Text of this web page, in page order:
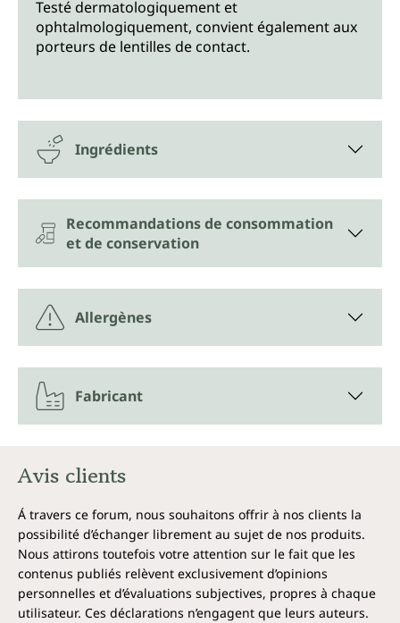
Testé dermatologiquement et
ophtalmologiquement, convient également aux
porteurs de lentilles de contact.
Ingrédients
Recommandations de consommation
et de conservation
Allergènes
Fabricant
Avis clients
Á travers ce forum, nous souhaitons offrir à nos clients la
possibilité d’échanger librement au sujet de nos produits.
Nous attirons toutefois votre attention sur le fait que les
contenus publiés relèvent exclusivement d’opinions
personnelles et d’évaluations subjectives, propres à chaque
utilisateur. Ces déclarations n’engagent que leurs auteurs.